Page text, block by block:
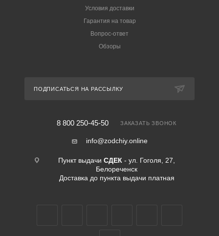
Условия доставки
Гарантия на товар
Вопрос-ответ
Обзоры
ПОДПИСАТЬСЯ НА РАССЫЛКУ
8 800 250-45-50 ЗАКАЗАТЬ ЗВОНОК
info@zodchiy.online
Пункт выдачи СДЕК - ул. Гоголя, 27,
Белореченск
Доставка до пункта выдачи платная